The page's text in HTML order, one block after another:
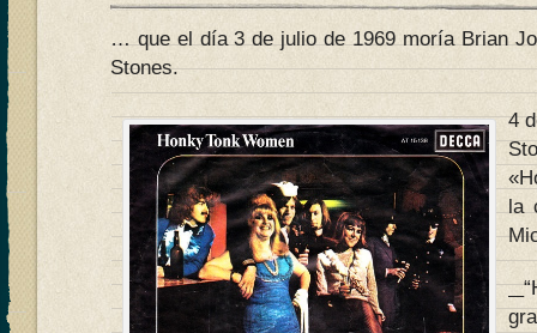
… que el día 3 de julio de 1969 moría Brian
Stones.
4
la